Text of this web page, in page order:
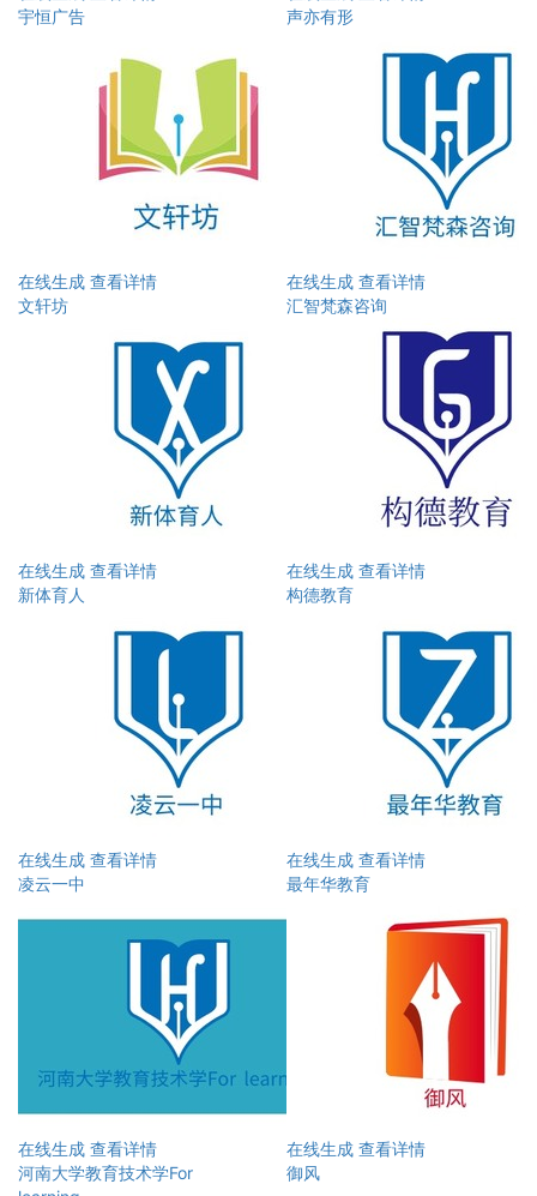
宇恒广告
声亦有形
在线生成 查看详情
文轩坊
在线生成 查看详情
汇智梵森咨询
在线生成 查看详情
新体育人
在线生成 查看详情
构德教育
在线生成 查看详情
凌云一中
在线生成 查看详情
最年华教育
在线生成 查看详情
河南大学教育技术学For
在线生成 查看详情
御风